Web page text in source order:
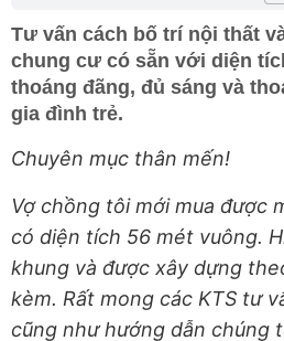
Tư vấn cách bố trí nội thất
chung cư có sẵn với diện
thoáng đãng, đủ sáng và
gia đình trẻ.
Chuyên mục thân mến!
Vợ chồng tôi mới mua được
có diện tích 56 mét vuông.
khung và được xây dựng
kèm. Rất mong các KTS tư
cũng như hướng dẫn chúng